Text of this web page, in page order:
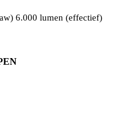
6.000 lumen (effectief)